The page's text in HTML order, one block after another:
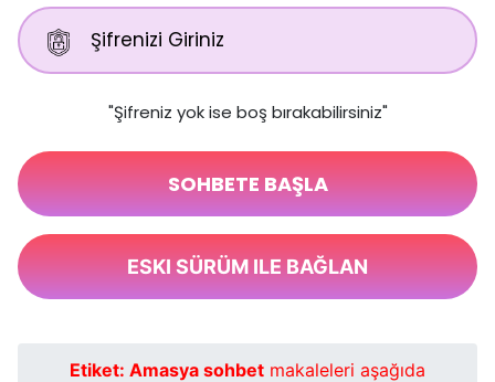
"Şifreniz yok ise boş bırakabilirsiniz"
SOHBETE BAŞLA
ESKI SÜRÜM ILE BAĞLAN
Etiket: Amasya sohbet makaleleri aşağıda